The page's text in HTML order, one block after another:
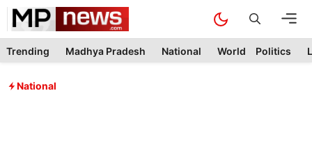
Skip
content
Trending Madhya Pradesh National World Politics
National